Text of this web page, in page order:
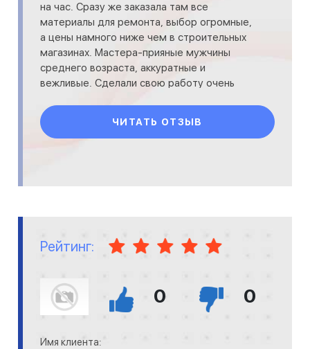
на час. Сразу же заказала там все
материалы для ремонта, выбор огромные,
а цены намного ниже чем в строительных
магазинах. Мастера-прияные мужчины
среднего возраста, аккуратные и
вежливые. Сделали свою работу очень
красками, очень краси
ЧИТАТЬ ОТЗЫВ
Рейтинг:
0 0
Имя клиента: